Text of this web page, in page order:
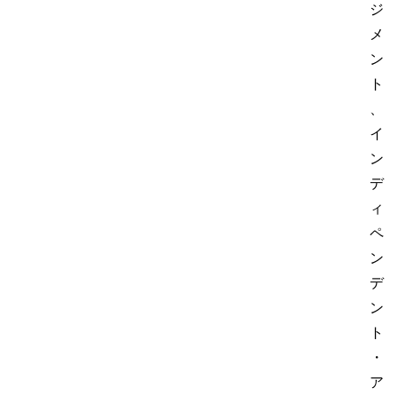
ジ
メ
ン
ト
イ
ン
デ
ィ
ペ
ン
デ
ン
ト
・
ア